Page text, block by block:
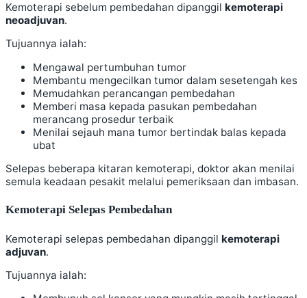
Kemoterapi sebelum pembedahan dipanggil kemoterapi
neoadjuvan.
Tujuannya ialah:
Mengawal pertumbuhan tumor
Membantu mengecilkan tumor dalam sesetengah kes
Memudahkan perancangan pembedahan
Memberi masa kepada pasukan pembedahan
merancang prosedur terbaik
Menilai sejauh mana tumor bertindak balas kepada
ubat
Selepas beberapa kitaran kemoterapi, doktor akan menilai
semula keadaan pesakit melalui pemeriksaan dan imbasan.
Kemoterapi Selepas Pembedahan
Kemoterapi selepas pembedahan dipanggil kemoterapi
adjuvan.
Tujuannya ialah: